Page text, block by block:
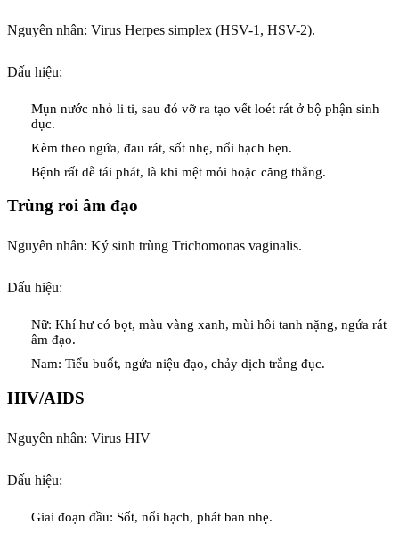
Nguyên nhân: Virus Herpes simplex (HSV-1, HSV-2).
Dấu hiệu:
Mụn nước nhỏ li ti, sau đó vỡ ra tạo vết loét rát ở bộ phận sinh
dục.
Kèm theo ngứa, đau rát, sốt nhẹ, nổi hạch bẹn.
Bệnh rất dễ tái phát, là khi mệt mỏi hoặc căng thẳng.
Trùng roi âm đạo
Nguyên nhân: Ký sinh trùng Trichomonas vaginalis.
Dấu hiệu:
Nữ: Khí hư có bọt, màu vàng xanh, mùi hôi tanh nặng, ngứa rát
âm đạo.
Nam: Tiểu buốt, ngứa niệu đạo, chảy dịch trắng đục.
HIV/AIDS
Nguyên nhân: Virus HIV
Dấu hiệu:
Giai đoạn đầu: Sốt, nổi hạch, phát ban nhẹ.